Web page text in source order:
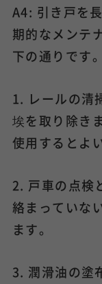
A4: 引き戸を
期的なメンテ
下の通りです。
1. レールの清
埃を取り除き
使用するとよ
2. 戸車の点検
絡まっていな
ます。
3. 潤滑油の塗